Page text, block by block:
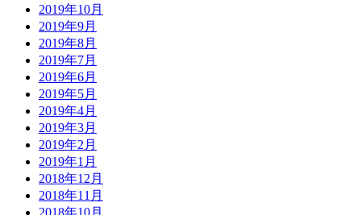
2019年10月
2019年9月
2019年8月
2019年7月
2019年6月
2019年5月
2019年4月
2019年3月
2019年2月
2019年1月
2018年12月
2018年11月
2018年10月